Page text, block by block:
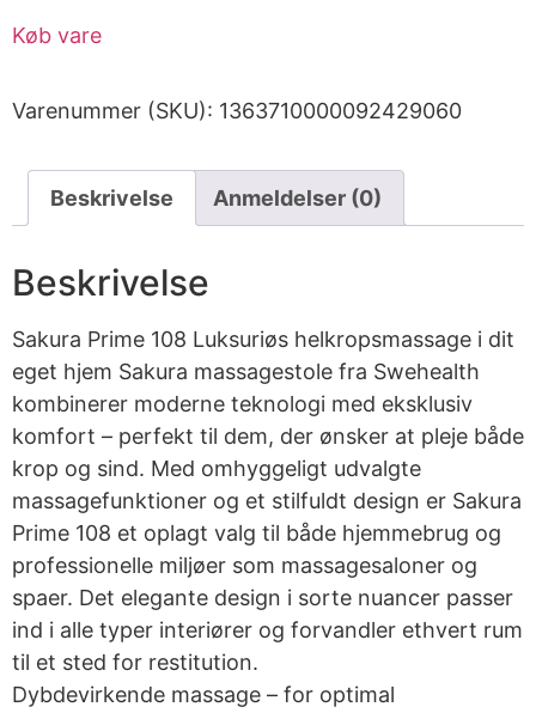
Køb vare
Varenummer (SKU): 1363710000092429060
Beskrivelse Anmeldelser (0)
Beskrivelse
Sakura Prime 108 Luksuriøs helkropsmassage i dit
eget hjem Sakura massagestole fra Swehealth
kombinerer moderne teknologi med eksklusiv
komfort – perfekt til dem, der ønsker at pleje både
krop og sind. Med omhyggeligt udvalgte
massagefunktioner og et stilfuldt design er Sakura
Prime 108 et oplagt valg til både hjemmebrug og
professionelle miljøer som massagesaloner og
spaer. Det elegante design i sorte nuancer passer
ind i alle typer interiører og forvandler ethvert rum
til et sted for restitution.
Dybdevirkende massage – for optimal